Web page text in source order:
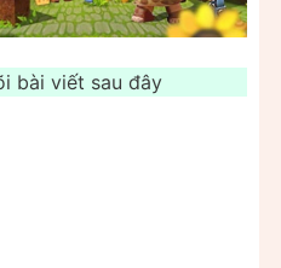
bài viết sau đây